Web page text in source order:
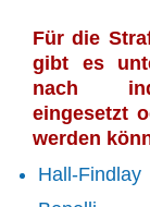
Für die
gibt es
nach
eingesetzt
werden
Hall-Findlay